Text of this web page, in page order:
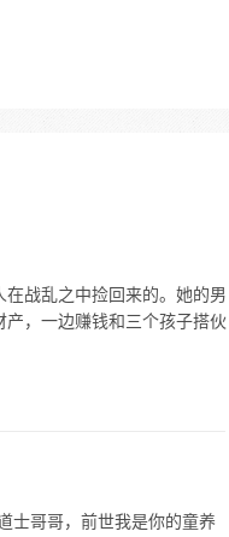
战乱之中捡回来的。她的男
，一边赚钱和三个孩子搭伙
士哥哥，前世我是你的童养